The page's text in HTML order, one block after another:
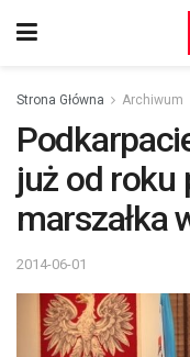
Strona Główna Archiwum
już od roku
marszałka
2014-06-01